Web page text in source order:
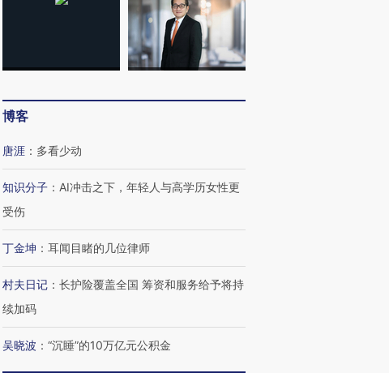
博客
唐涯 ： 多看少动
知识分子 ： AI冲击之下，年轻人与高学历女性更
受伤
丁金坤 ： 耳闻目睹的几位律师
村夫日记 ： 长护险覆盖全国 筹资和服务给予将持
续加码
吴晓波 ： “沉睡”的10万亿元公积金